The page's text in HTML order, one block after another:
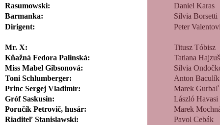
Rasumowski:
Daniel Karas
Barmanka:
Silvia Borsetti
Dirigent:
Peter
Mr. X:
Titusz Tóbisz
Kňažná Fedora Palinská:
Tatiana
Miss Mabel Gibsonová:
Silvia
Toni Schlumberger:
Anton Baculík
Princ Sergej Vladimír:
Marek Gurbaľ
Gróf Saskusin:
László Havasi
Poručík Petrovič, husár:
Marek
Riaditeľ Stanislawski:
Pavol Cebák